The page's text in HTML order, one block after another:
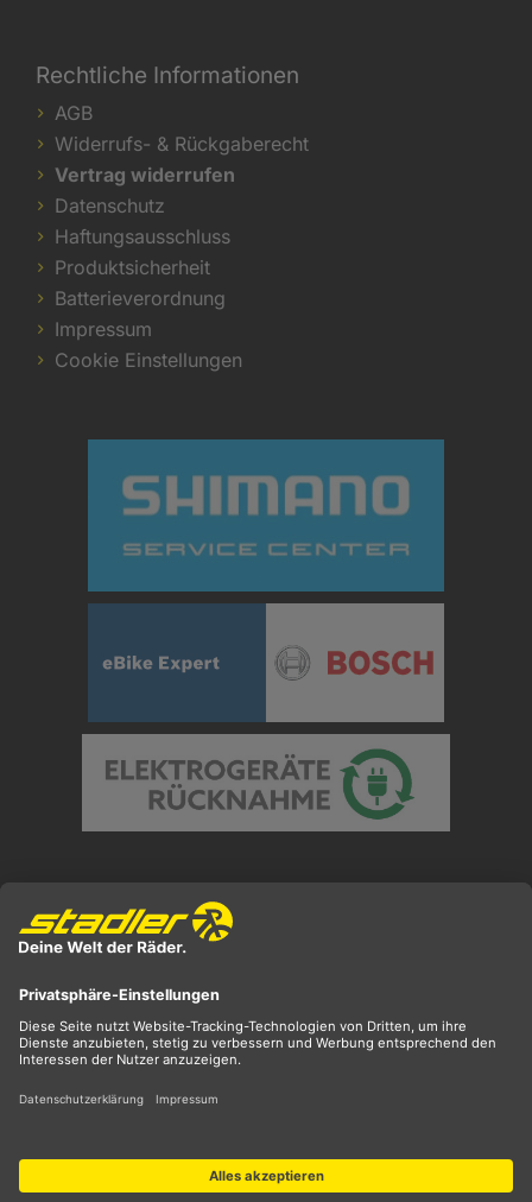
Rechtliche Informationen
AGB
Widerrufs- & Rückgaberecht
Vertrag widerrufen
Datenschutz
Haftungsausschluss
Produktsicherheit
Batterieverordnung
Impressum
Cookie Einstellungen
** ehemaliger UVP